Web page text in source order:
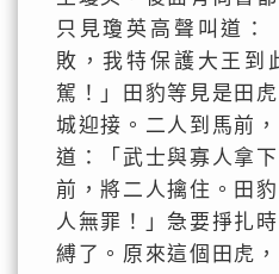
只見瓊英高聲叫道：
敗，我特保護大王到
駕！」田豹等見是田
城迎接。二人到馬前
道：「武士與寡人拿
前，將二人擒住。田
人無罪！」急要掙扎
縛了。原來這個田虎